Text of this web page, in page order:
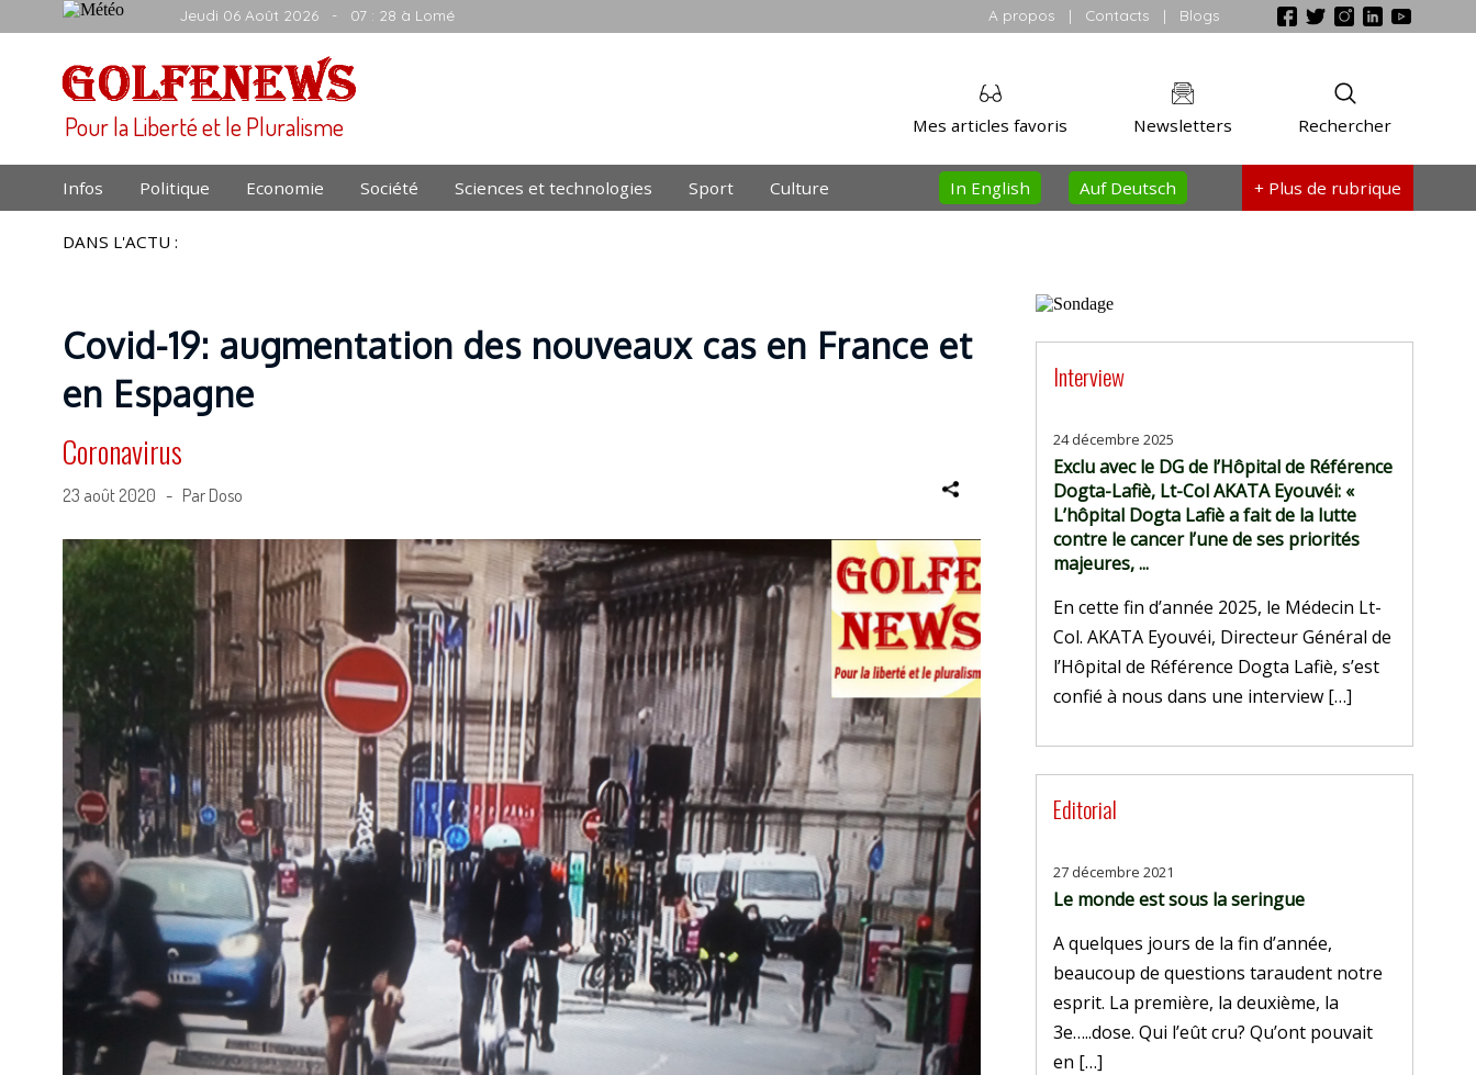
Jeudi 06 Août 2026 - 07 : 28 à Lomé A propos | Contacts | Blogs
Pour la Liberté et le Pluralisme Rechercher
Newsletters
Mes articles favoris
Infos Politique Economie Société Sciences et technologies Sport Culture + Plus de rubrique
Auf Deutsch
In English
DANS L'ACTU :
Covid-19: augmentation des nouveaux cas en France et
en Espagne
Coronavirus
23 août 2020 - Par Doso
Interview
24 décembre 2025
Exclu avec le DG de l’Hôpital de Référence
Dogta-Lafiè, Lt-Col AKATA Eyouvéi: «
L’hôpital Dogta Lafiè a fait de la lutte
contre le cancer l’une de ses priorités
majeures, ...
En cette fin d’année 2025, le Médecin Lt-
Col. AKATA Eyouvéi, Directeur Général de
l’Hôpital de Référence Dogta Lafiè, s’est
confié à nous dans une interview […]
Editorial
27 décembre 2021
Le monde est sous la seringue
A quelques jours de la fin d’année,
beaucoup de questions taraudent notre
esprit. La première, la deuxième, la
3e…..dose. Qui l’eût cru? Qu’ont pouvait
en […]